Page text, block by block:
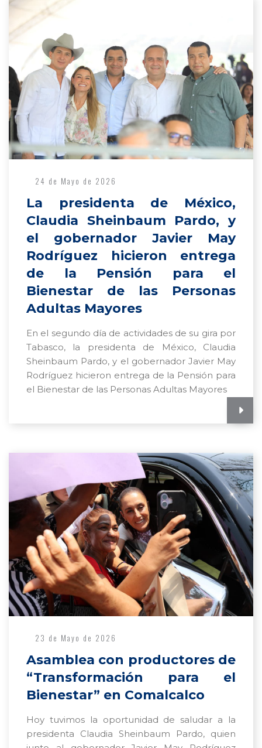
24 de Mayo de 2026
La presidenta de México,
Claudia Sheinbaum Pardo, y
el gobernador Javier May
Rodríguez hicieron entrega
de la Pensión para el
Bienestar de las Personas
Adultas Mayores
En el segundo día de actividades de su gira por
Tabasco, la presidenta de México, Claudia
Sheinbaum Pardo, y el gobernador Javier May
Rodríguez hicieron entrega de la Pensión para
el Bienestar de las Personas Adultas Mayores
23 de Mayo de 2026
Asamblea con productores de
“Transformación para el
Bienestar” en Comalcalco
Hoy tuvimos la oportunidad de saludar a la
presidenta Claudia Sheinbaum Pardo, quien